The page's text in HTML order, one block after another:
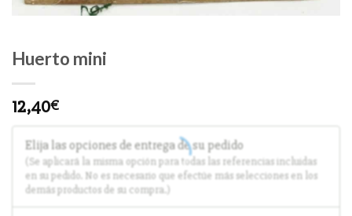
Huerto mini
12,40€
Elija las opciones de entrega de su pedido
(Se aplicará la misma opción para todas las referencias incluidas
en su pedido. No es necesario que efectúe más selecciones en los
demás productos de su compra.)